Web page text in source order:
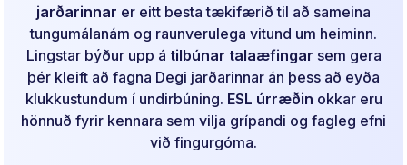
jarðarinnar er eitt besta tækifærið til að sameina
tungumálanám og raunverulega vitund um heiminn.
Lingstar býður upp á tilbúnar talaæfingar sem gera
þér kleift að fagna Degi jarðarinnar án þess að eyða
klukkustundum í undirbúning. ESL úrræðin okkar eru
hönnuð fyrir kennara sem vilja grípandi og fagleg efni
við fingurgóma.